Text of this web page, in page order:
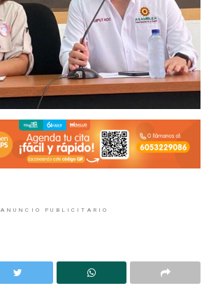
ANUNCIO PUBLICITARIO